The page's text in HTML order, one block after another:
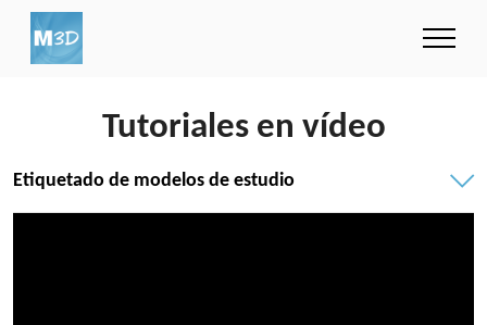
Tutoriales en vídeo
Etiquetado de modelos de estudio